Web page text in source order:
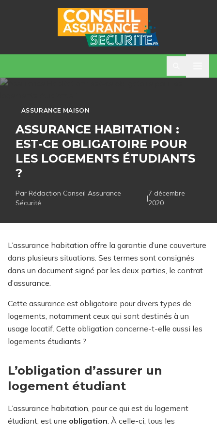
ASSURANCE MAISON
ASSURANCE HABITATION :
EST-CE OBLIGATOIRE POUR
LES LOGEMENTS ÉTUDIANTS
?
Par Rédaction Conseil Assurance
Sécurité
|
7 décembre
2020
L’assurance habitation offre la garantie d’une couverture
dans plusieurs situations. Ses termes sont consignés
dans un document signé par les deux parties, le contrat
d’assurance.
Cette assurance est obligatoire pour divers types de
logements, notamment ceux qui sont destinés à un
usage locatif. Cette obligation concerne-t-elle aussi les
logements étudiants ?
L’obligation d’assurer un
logement étudiant
L’assurance habitation, pour ce qui est du logement
étudiant, est une obligation. À celle-ci, tous les